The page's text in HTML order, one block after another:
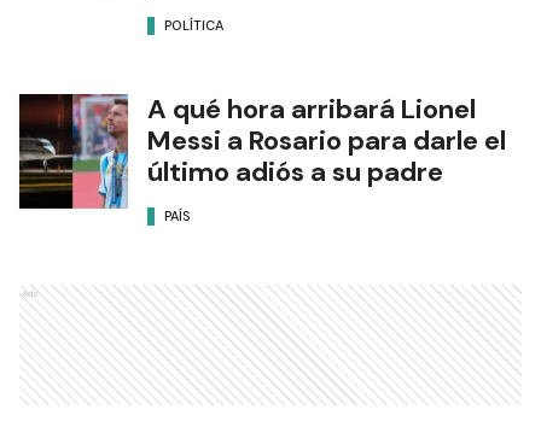
POLÍTICA
A qué hora arribará Lionel
Messi a Rosario para darle el
último adiós a su padre
PAÍS
Ads